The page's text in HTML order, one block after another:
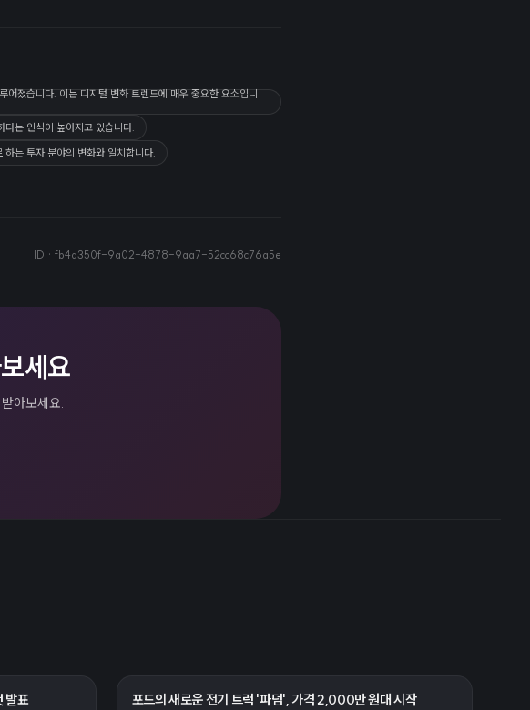
습니다. 이는 디지털 변화 트렌드에 매우 중요한 요소입니
는 인식이 높아지고 있습니다.
는 투자 분야의 변화와 일치합니다.
ID · fb4d350f-9a02-4878-9aa7-52cc68c76a5e
세요
아보세요.
발표 포드의 새로운 전기 트럭 '파덤', 가격 2,000만 원대 시작